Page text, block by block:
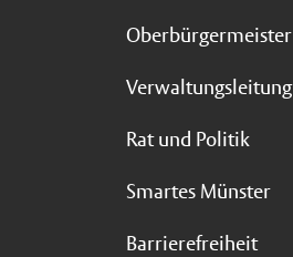
Oberbürgermeister
Verwaltungsleitung
Rat und Politik
Smartes Münster
Barrierefreiheit